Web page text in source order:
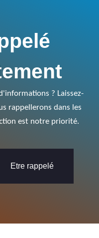
? Laissez-
rappellerons dans les
est notre priorité.